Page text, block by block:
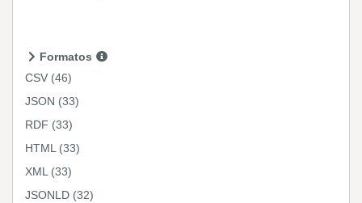
Formatos
CSV (46)
JSON (33)
RDF (33)
HTML (33)
XML (33)
JSONLD (32)